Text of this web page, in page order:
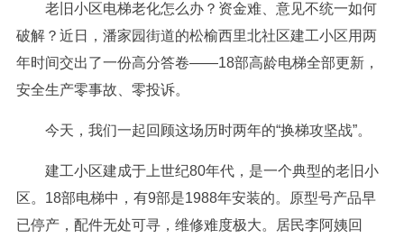
老旧小区电梯老化怎么办？资金难、意见不统一如何
破解？近日，潘家园街道的松榆西里北社区建工小区用两
年时间交出了一份高分答卷——18部高龄电梯全部更新，
安全生产零事故、零投诉。
今天，我们一起回顾这场历时两年的“换梯攻坚战”。
建工小区建成于上世纪80年代，是一个典型的老旧小
区。18部电梯中，有9部是1988年安装的。原型号产品早
已停产，配件无处可寻，维修难度极大。居民李阿姨回